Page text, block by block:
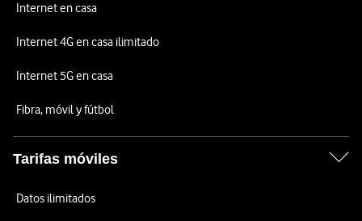
Internet en casa
Internet 4G en casa ilimitado
Internet 5G en casa
Fibra, móvil y fútbol
Tarifas móviles
Datos ilimitados